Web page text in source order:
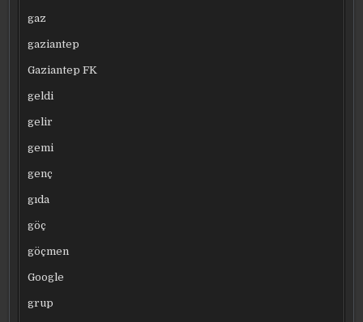
gaz
gaziantep
Gaziantep FK
geldi
gelir
gemi
genç
gıda
göç
göçmen
Google
grup